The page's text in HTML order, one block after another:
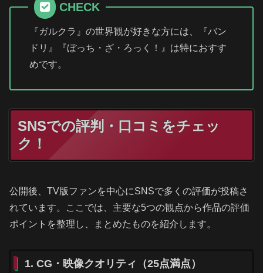
CHECK
『ガルクラ』の世界観が好きな方には、『バン
ドリ』『ぼっち・ざ・ろっく！』は特におすす
めです。
SNSでの評判・口コミをチェッ
ク！
公開後、TV版ファンを中心にSNSで多くの評価が投稿さ
れています。ここでは、主要な5つの観点から作品の評価
ポイントを整理し、まとめたものを紹介します。
1. CG・映像クオリティ（25点満点）